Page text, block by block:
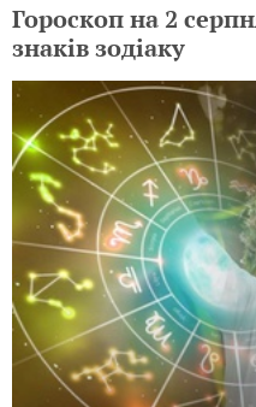
Гороскоп на 2
знаків зодіаку